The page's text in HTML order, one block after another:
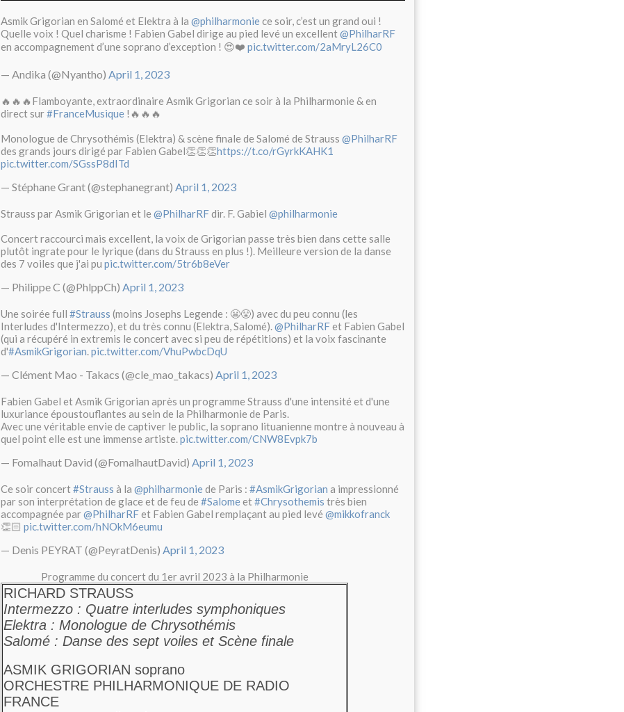
Asmik Grigorian en Salomé et Elektra à la @philharmoniece soir, c’est un grand oui !
Quelle voix ! Quel charisme ! Fabien Gabel dirige au pied levé un excellent@PhilharRF
en accompagnement d’une soprano d’exception ! 😍❤️ pic.twitter.com/2aMryL26C0
— Andika (@Nyantho) April 1, 2023
🔥🔥🔥Flamboyante, extraordinaire Asmik Grigorian ce soir à la Philharmonie & en
direct sur#FranceMusique !🔥🔥🔥
Monologue de Chrysothémis (Elektra) & scène finale de Salomé de Strauss @PhilharRF
des grands jours dirigé par Fabien Gabel👏👏👏https://t.co/rGyrkKAHK1
pic.twitter.com/SGssP8dITd
— Stéphane Grant (@stephanegrant) April 1, 2023
Strauss par Asmik Grigorian et le @PhilharRFdir. F. Gabiel @philharmonie
Concert raccourci mais excellent, la voix de Grigorian passe très bien dans cette salle
plutôt ingrate pour le lyrique (dans du Strauss en plus !). Meilleure version de la danse
des 7 voiles que j'ai pu pic.twitter.com/5tr6b8eVer
— Philippe C (@PhlppCh) April 1, 2023
Une soirée full #Strauss (moins Josephs Legende : 😬😤) avec du peu connu (les
Interludes d'Intermezzo), et du très connu (Elektra, Salomé).@PhilharRFet Fabien Gabel
(qui a récupéré in extremis le concert avec si peu de répétitions) et la voix fascinante
d'#AsmikGrigorian.pic.twitter.com/VhuPwbcDqU
— Clément Mao - Takacs (@cle_mao_takacs) April 1, 2023
Fabien Gabel et Asmik Grigorian après un programme Strauss d'une intensité et d'une
luxuriance époustouflantes au sein de la Philharmonie de Paris.
Avec une véritable envie de captiver le public, la soprano lituanienne montre à nouveau à
quel point elle est une immense artiste.pic.twitter.com/CNW8Evpk7b
— Fomalhaut David (@FomalhautDavid) April 1, 2023
Ce soir concert#Strauss à la @philharmoniede Paris : #AsmikGrigorian a impressionné
par son interprétation de glace et de feu de #Salomeet#Chrysothemis très bien
accompagnée par@PhilharRFet Fabien Gabel remplaçant au pied levé @mikkofranck
👏🏻 pic.twitter.com/hNOkM6eumu
— Denis PEYRAT (@PeyratDenis) April 1, 2023
Programme du concert du 1er avril 2023 à la Philharmonie
RICHARD STRAUSS
Intermezzo : Quatre interludes symphoniques
Elektra : Monologue de Chrysothémis
Salomé : Danse des sept voiles et Scène finale
ASMIK GRIGORIAN soprano
ORCHESTRE PHILHARMONIQUE DE RADIO
FRANCE